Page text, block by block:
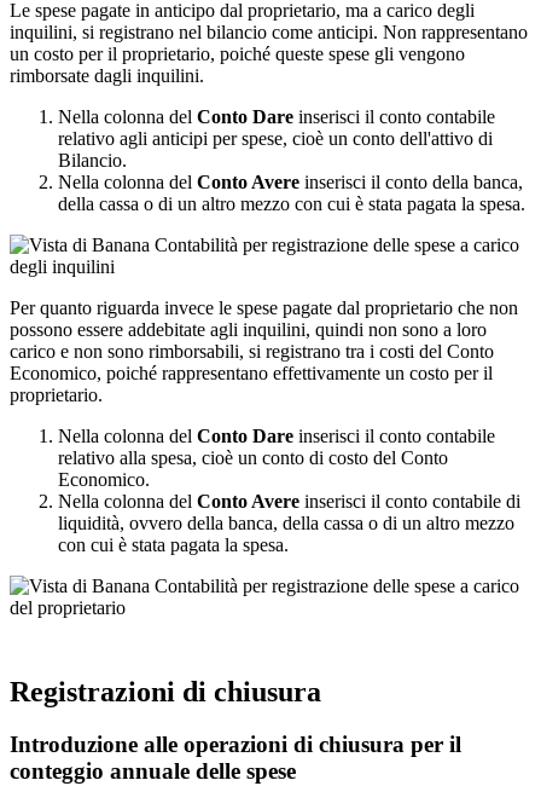
Le spese pagate in anticipo dal proprietario, ma a carico degli
inquilini, si registrano nel bilancio come anticipi. Non rappresentano
un costo per il proprietario, poiché queste spese gli vengono
rimborsate dagli inquilini.
Nella colonna del Conto Dare inserisci il conto contabile
relativo agli anticipi per spese, cioè un conto dell'attivo di
Bilancio.
Nella colonna del Conto Avere inserisci il conto della banca,
della cassa o di un altro mezzo con cui è stata pagata la spesa.
Per quanto riguarda invece le spese pagate dal proprietario che non
possono essere addebitate agli inquilini, quindi non sono a loro
carico e non sono rimborsabili, si registrano tra i costi del Conto
Economico, poiché rappresentano effettivamente un costo per il
proprietario.
Nella colonna del Conto Dare inserisci il conto contabile
relativo alla spesa, cioè un conto di costo del Conto
Economico.
Nella colonna del Conto Avere inserisci il conto contabile di
liquidità, ovvero della banca, della cassa o di un altro mezzo
con cui è stata pagata la spesa.
Registrazioni di chiusura
Introduzione alle operazioni di chiusura per il
conteggio annuale delle spese